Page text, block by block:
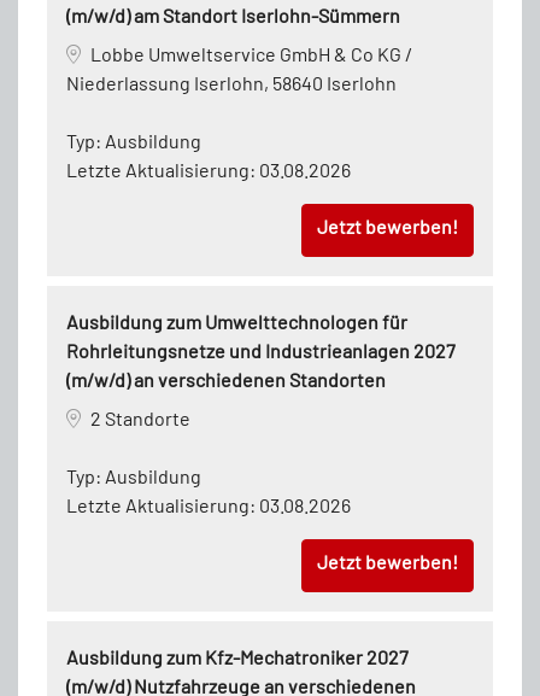
(m/w/d) am Standort Iserlohn-Sümmern
Lobbe Umweltservice GmbH & Co KG /
Niederlassung Iserlohn, 58640 Iserlohn
Typ: Ausbildung
Letzte Aktualisierung: 03.08.2026
Jetzt bewerben!
Ausbildung zum Umwelttechnologen für
Rohrleitungsnetze und Industrieanlagen 2027
(m/w/d) an verschiedenen Standorten
2 Standorte
Typ: Ausbildung
Letzte Aktualisierung: 03.08.2026
Jetzt bewerben!
Ausbildung zum Kfz-Mechatroniker 2027
(m/w/d) Nutzfahrzeuge an verschiedenen